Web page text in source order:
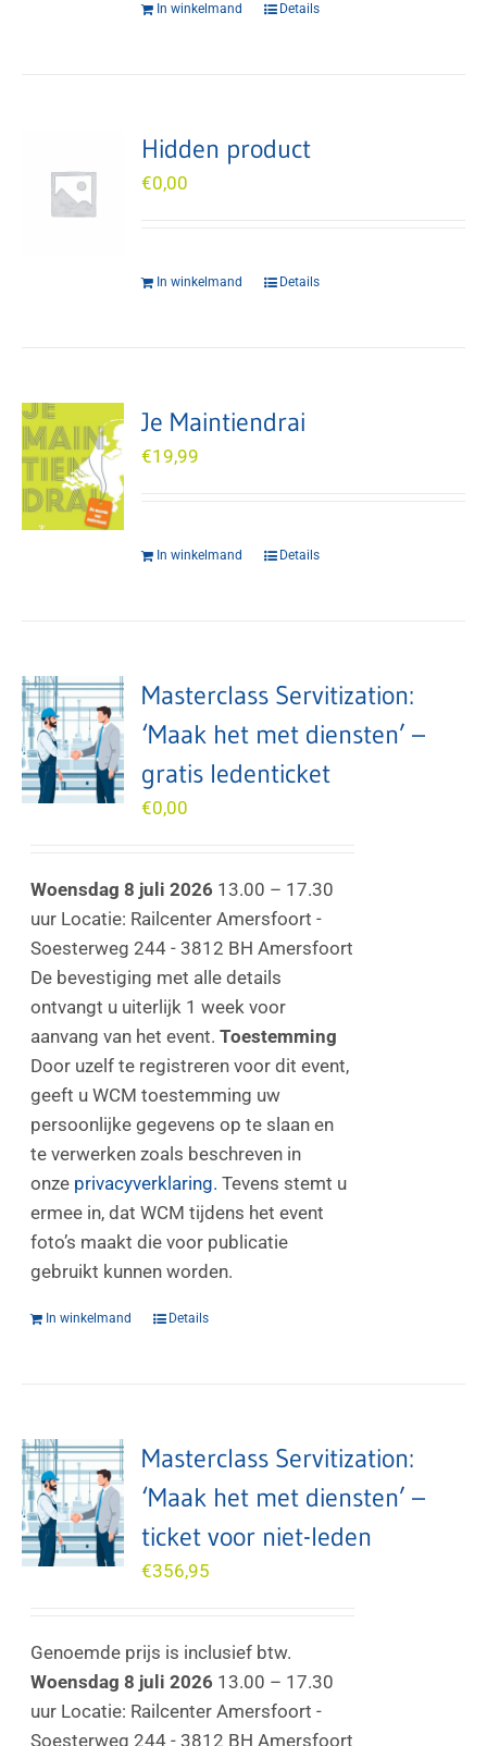
In winkelmand Details
Hidden product
€0,00
In winkelmand Details
Je Maintiendrai
€19,99
In winkelmand Details
Masterclass Servitization:
‘Maak het met diensten’ –
gratis ledenticket
€0,00
Woensdag 8 juli 2026 13.00 – 17.30
uur Locatie: Railcenter Amersfoort -
Soesterweg 244 - 3812 BH Amersfoort
De bevestiging met alle details
ontvangt u uiterlijk 1 week voor
aanvang van het event.Toestemming
Door uzelf te registreren voor dit event,
geeft u WCM toestemming uw
persoonlijke gegevens op te slaan en
te verwerken zoals beschreven in
onze privacyverklaring. Tevens stemt u
ermee in, dat WCM tijdens het event
foto’s maakt die voor publicatie
gebruikt kunnen worden.
In winkelmand Details
Masterclass Servitization:
‘Maak het met diensten’ –
ticket voor niet-leden
€356,95
Genoemde prijs is inclusief btw.
Woensdag 8 juli 2026 13.00 – 17.30
uur Locatie: Railcenter Amersfoort -
Soesterweg 244 - 3812 BH Amersfoort